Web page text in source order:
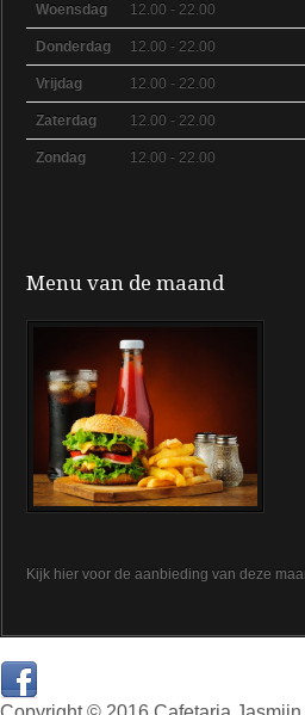
Woensdag 12.00 - 22.00
Donderdag 12.00 - 22.00
Vrijdag 12.00 - 22.00
Zaterdag 12.00 - 22.00
Zondag 12.00 - 22.00
Menu van de maand
Kijk hier voor de aanbieding van deze